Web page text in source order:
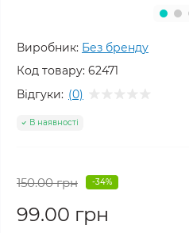
Виробник: Без бренду
Код товару: 62471
Відгуки: (0)
В наявності
150.00 грн -34%
99.00 грн